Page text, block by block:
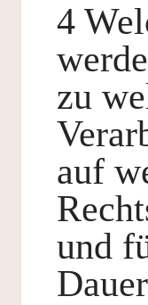
4
zu
auf
und